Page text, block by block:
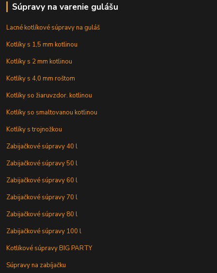
Súpravy na varenie gulášu
Lacné kotlíkové súpravy na guláš
Kotlíky s 1,5 mm kotlinou
Kotlíky s 2 mm kotlinou
Kotlíky s 4,0 mm roštom
Kotlíky so žiaruvzdor. kotlinou
Kotlíky so smaltovanou kotlinou
Kotlíky s trojnožkou
Zabijačkové súpravy 40 l
Zabijačkové súpravy 50 l
Zabijačkové súpravy 60 l
Zabijačkové súpravy 70 l
Zabijačkové súpravy 80 l
Zabijačkové súpravy 100 l
Kotlíkové súpravy BIG PARTY
Súpravy na zabíjačku